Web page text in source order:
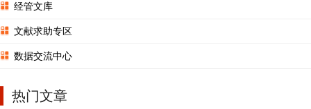
经管文库
文献求助专区
数据交流中心
热门文章